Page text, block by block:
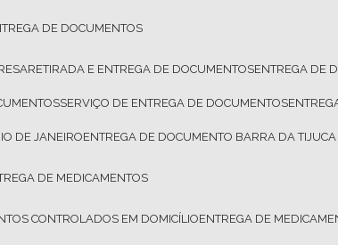
DE DOCUMENTOS
RETIRADA E ENTREGA DE DOCUMENTOS ENTREGA DE
SERVIÇO DE ENTREGA DE DOCUMENTOS
DE JANEIRO ENTREGA DE DOCUMENTO BARRA DA TIJUCA
DE MEDICAMENTOS
CONTROLADOS EM DOMICÍLIO ENTREGA DE